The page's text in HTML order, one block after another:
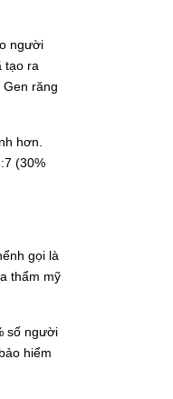
người
tạo ra
răng
hơn.
(30%
gọi là
thẩm mỹ
số người
hiểm